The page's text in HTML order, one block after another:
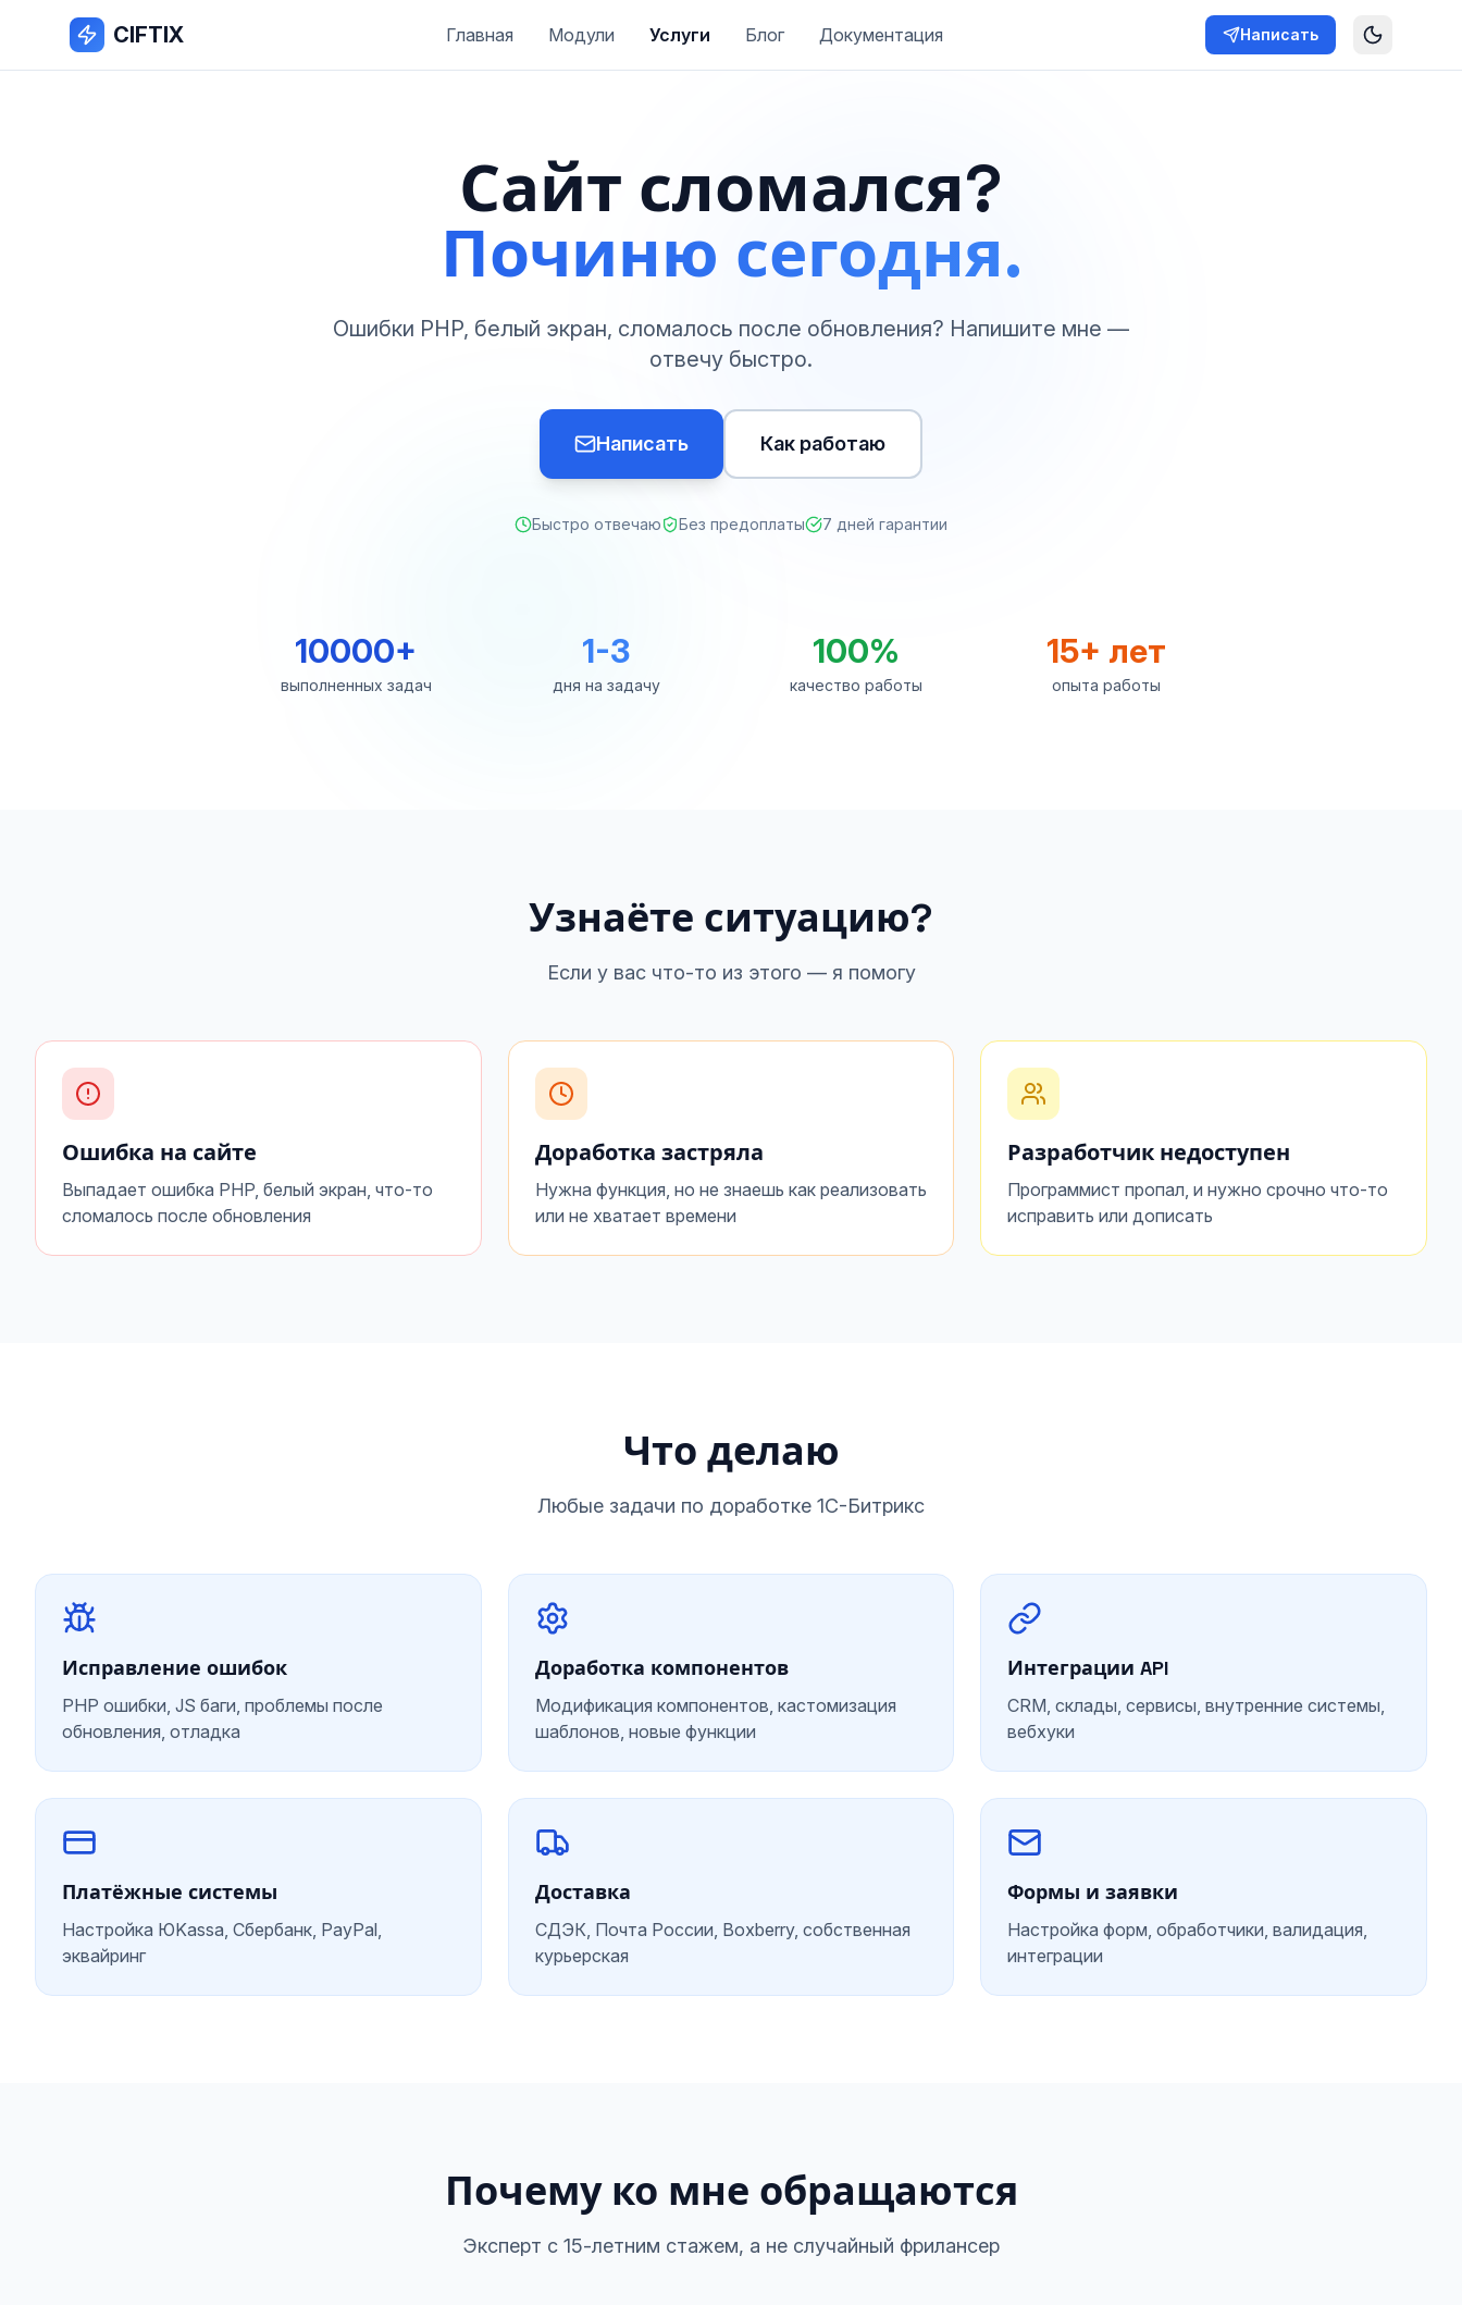
CIFTIX Главная Модули Услуги Блог Документация Написать
Сайт сломался?
Починю сегодня.
Ошибки PHP, белый экран, сломалось после обновления? Напишите мне —
отвечу быстро.
Написать Как работаю
Быстро отвечаю Без предоплаты 7 дней гарантии
10000+
выполненных задач
1-3
дня на задачу
100%
качество работы
15+ лет
опыта работы
Узнаёте ситуацию?
Если у вас что-то из этого — я помогу
Ошибка на сайте
Выпадает ошибка PHP, белый экран, что-то
сломалось после обновления
Доработка застряла
Нужна функция, но не знаешь как реализовать
или не хватает времени
Разработчик недоступен
Программист пропал, и нужно срочно что-то
исправить или дописать
Что делаю
Любые задачи по доработке 1С-Битрикс
Исправление ошибок
PHP ошибки, JS баги, проблемы после
обновления, отладка
Доработка компонентов
Модификация компонентов, кастомизация
шаблонов, новые функции
Интеграции API
CRM, склады, сервисы, внутренние системы,
вебхуки
Платёжные системы
Настройка ЮKassa, Сбербанк, PayPal,
эквайринг
Доставка
СДЭК, Почта России, Boxberry, собственная
курьерская
Формы и заявки
Настройка форм, обработчики, валидация,
интеграции
Почему ко мне обращаются
Эксперт с 15-летним стажем, а не случайный фрилансер